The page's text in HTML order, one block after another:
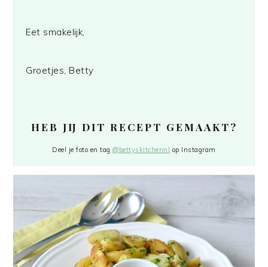
Eet smakelijk,
Groetjes, Betty
HEB JIJ DIT RECEPT GEMAAKT?
Deel je foto en tag@bettyskitchennl op Instagram